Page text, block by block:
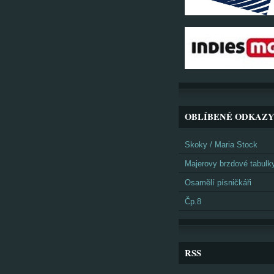
OBLÍBENÉ ODKAZY
Skoky / Maria Stock
Majerovy brzdové
Osamělí písničkáři
Čp.8
RSS